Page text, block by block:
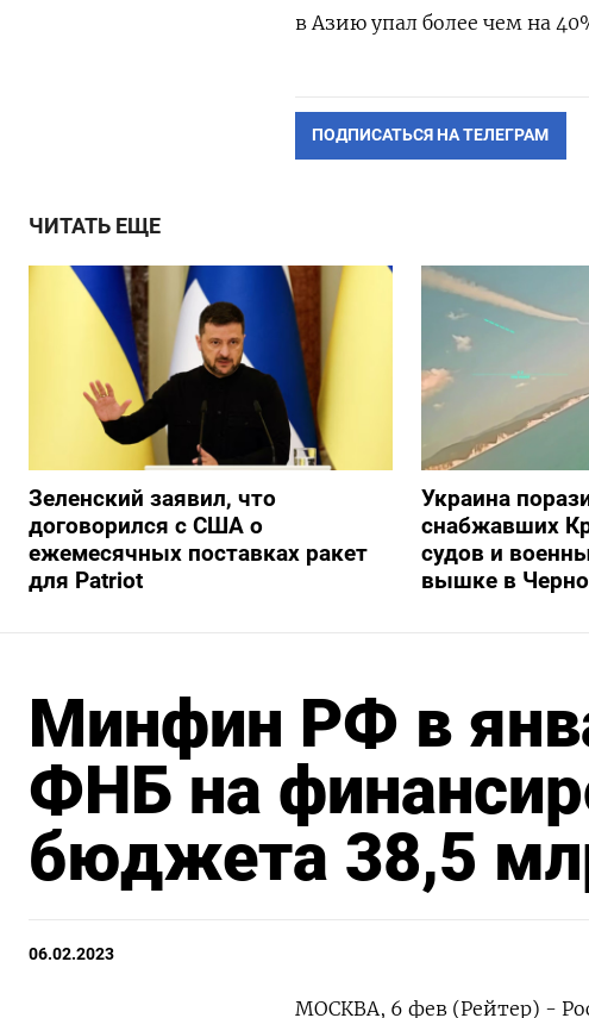
в Азию упал более чем на
ПОДПИСАТЬСЯ НА ТЕЛЕГРАМ
ЧИТАТЬ ЕЩЕ
Зеленский заявил, что
договорился с США о
ежемесячных поставках ракет
для Patriot
Украина
снабжавших
судов и
вышке в
Минфин РФ в
ФНБ на
бюджета 38,5
06.02.2023
МОСКВА, 6 фев (Рейтер) -